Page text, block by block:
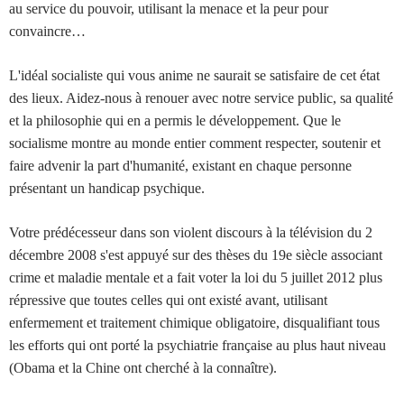
au service du pouvoir, utilisant la menace et la peur pour
convaincre…
L'idéal socialiste qui vous anime ne saurait se satisfaire de cet état
des lieux. Aidez-nous à renouer avec notre service public, sa qualité
et la philosophie qui en a permis le développement. Que le
socialisme montre au monde entier comment respecter, soutenir et
faire advenir la part d'humanité, existant en chaque personne
présentant un handicap psychique.
Votre prédécesseur dans son violent discours à la télévision du 2
décembre 2008 s'est appuyé sur des thèses du 19e siècle associant
crime et maladie mentale et a fait voter la loi du 5 juillet 2012 plus
répressive que toutes celles qui ont existé avant, utilisant
enfermement et traitement chimique obligatoire, disqualifiant tous
les efforts qui ont porté la psychiatrie française au plus haut niveau
(Obama et la Chine ont cherché à la connaître).